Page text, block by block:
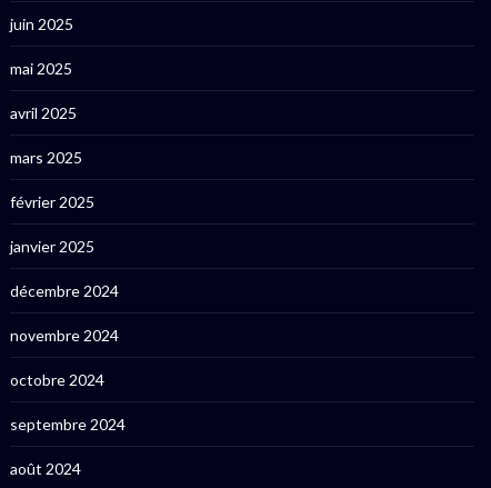
juin 2025
mai 2025
avril 2025
mars 2025
février 2025
janvier 2025
décembre 2024
novembre 2024
octobre 2024
septembre 2024
août 2024